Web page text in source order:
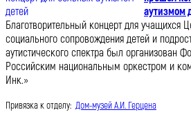
аутизмом
Благотворительный концерт для учащихся
социального сопровождения детей и
аутистического спектра был организован
Российским национальным оркестром и
Инк.»
Привязка к отделу: Дом-музей А.И. Герцена